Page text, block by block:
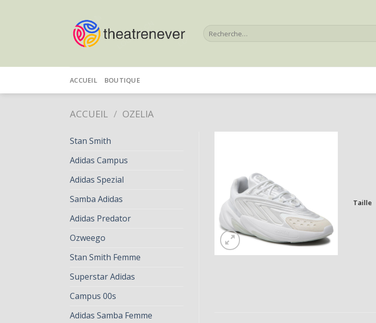
Recherche
pour :
ACCUEIL BOUTIQUE
ACCUEIL / OZELIA
Stan Smith
Adidas Campus
Adidas Spezial
Samba Adidas
Adidas Predator
Ozweego
Stan Smith Femme
Superstar Adidas
Campus 00s
Adidas Samba Femme
Taille